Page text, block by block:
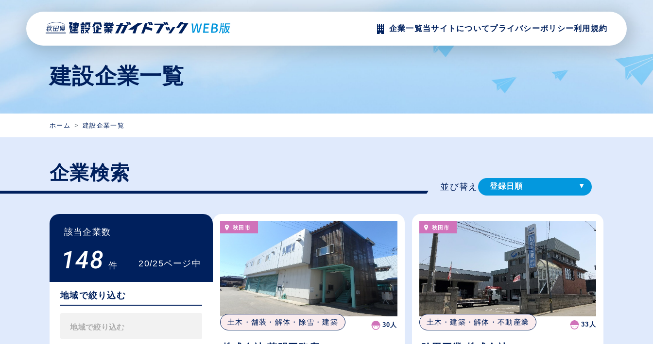
企業一覧当サイトについてプライバシーポリシー利用規約
建設企業一覧
ホーム 建設企業一覧
企業検索
該当企業数
148 件 20/25ページ中
地域で絞り込む
並び替え 登録⽇順
（⾼卒の給与を基準）
従業員が多い順
休日数が多い順
秋田市
土木・舗装・解体・除雪・建築 30人
秋田市
土木・建築・解体・不動産業 33人